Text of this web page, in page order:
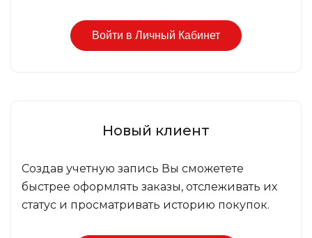
Новый клиент
Создав учетную запись Вы сможетете
быстрее оформлять заказы, отслеживать их
статус и просматривать историю покупок.